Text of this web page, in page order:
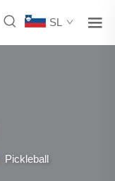
SL
Pickleball